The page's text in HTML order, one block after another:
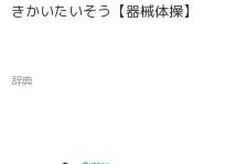
きかいたいそう【器械体操】
辞典